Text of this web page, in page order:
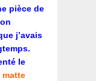
pièce de
j’avais
le
matte